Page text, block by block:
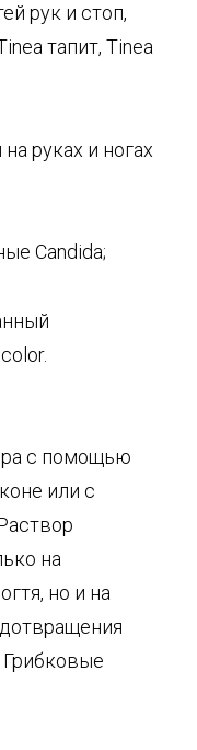
рук и стоп,
тапит, Tinea
руках и ногах
Candida;
с помощью
или с
на
но и на